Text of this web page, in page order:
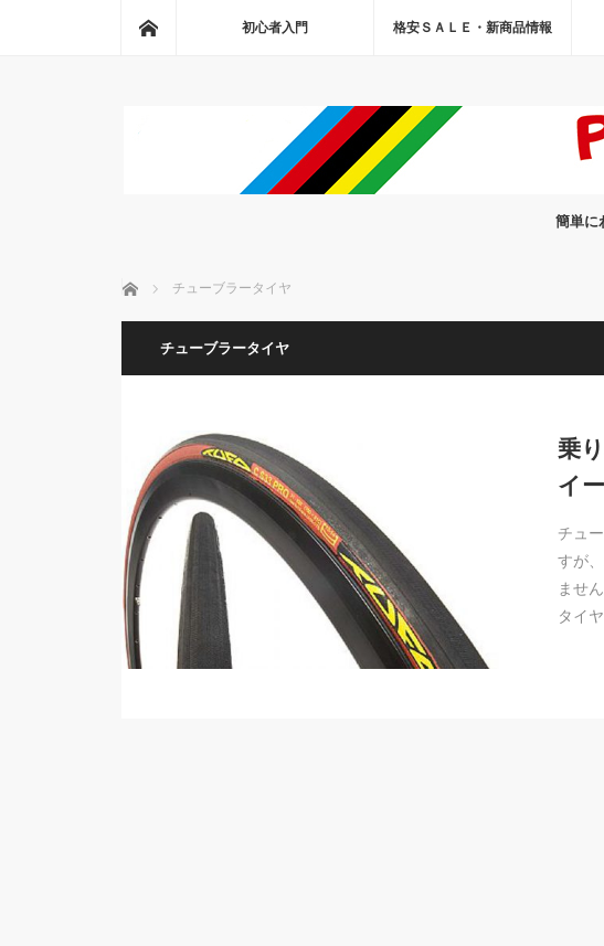
初心者入門 格安ＳＡＬＥ・新商品情報
簡単に
ホーム チューブラータイヤ
チューブラータイヤ
乗
イ
チュ
すが
ませ
タイ